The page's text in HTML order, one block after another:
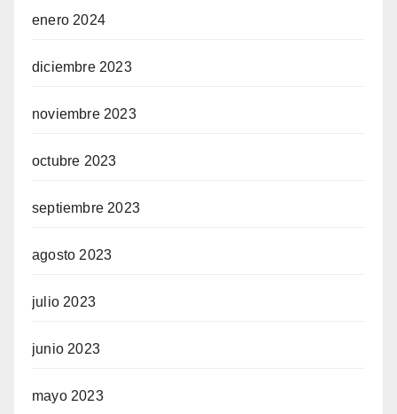
enero 2024
diciembre 2023
noviembre 2023
octubre 2023
septiembre 2023
agosto 2023
julio 2023
junio 2023
mayo 2023